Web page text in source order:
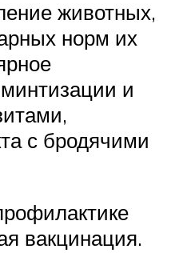
животных,
норм их
и
с бродячими
вакцинация.